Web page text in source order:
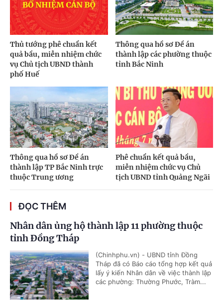
Thủ tướng phê chuẩn kết
quả bầu, miễn nhiệm chức
vụ Chủ tịch UBND thành
phố Huế
Thông qua hồ sơ Đề án
thành lập các phường thuộc
tỉnh Bắc Ninh
Thông qua hồ sơ Đề án
thành lập TP Bắc Ninh trực
thuộc Trung ương
Phê chuẩn kết quả bầu,
miễn nhiệm chức vụ Chủ
tịch UBND tỉnh Quảng Ngãi
ĐỌC THÊM
Nhân dân ủng hộ thành lập 11 phường thuộc
tỉnh Đồng Tháp
(Chinhphu.vn) - UBND tỉnh Đồng
Tháp đã có Báo cáo tổng hợp kết quả
lấy ý kiến Nhân dân về việc thành lập
các phường: Thường Phước, Tràm...